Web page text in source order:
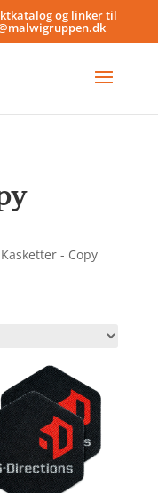
og linker til
- Copy